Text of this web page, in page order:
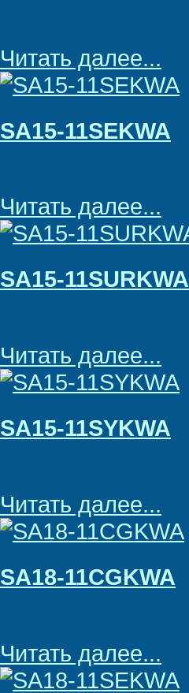
Читать далее...
SA15-11SEKWA
Читать далее...
SA15-11SURKWA
Читать далее...
SA15-11SYKWA
Читать далее...
SA18-11CGKWA
Читать далее...